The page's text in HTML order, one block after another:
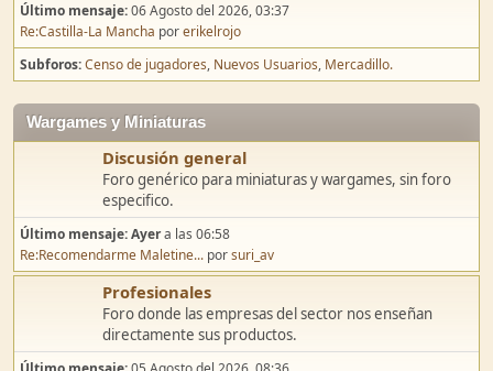
Último mensaje:06 Agosto del 2026, 03:37
Re:Castilla-La Mancha porerikelrojo
Subforos Censo de jugadores Nuevos Usuarios Mercadillo.
Wargames y Miniaturas
Discusión general
Foro genérico para miniaturas y wargames, sin foro
especifico.
Último mensaje:Ayera las 06:58
Re:Recomendarme Maletine... porsuri_av
Profesionales
Foro donde las empresas del sector nos enseñan
directamente sus productos.